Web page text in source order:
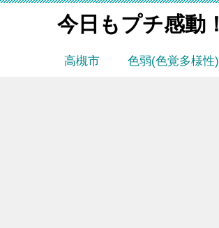
今日もプチ感動！
高槻市 色弱(色覚多様性)